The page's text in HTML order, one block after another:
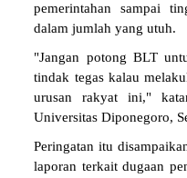
pemerintahan sampai
dalam jumlah yang utuh.
"Jangan potong BLT
tindak tegas kalau
urusan rakyat ini,"
Universitas Diponegoro,
Peringatan itu
laporan terkait dugaan